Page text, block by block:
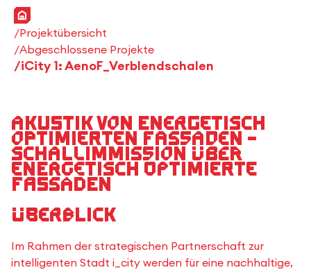
Startseite
Projektübersicht
Abgeschlossene Projekte
iCity 1: AenoF_Verblendschalen
Akustik von energetisch
optimierten Fassaden –
Schallimmission über
energetisch optimierte
Fassaden
Überblick
Im Rahmen der strategischen Partnerschaft zur
intelligenten Stadt i_city werden für eine nachhaltige,